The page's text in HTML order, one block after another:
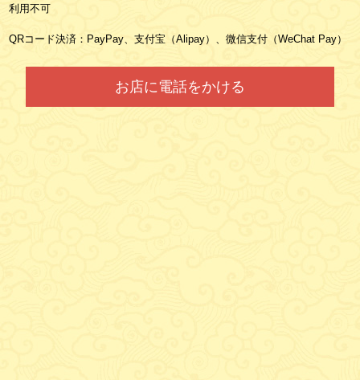
利用不可
QRコード決済：PayPay、支付宝（Alipay）、微信支付（WeChat Pay）
お店に電話をかける